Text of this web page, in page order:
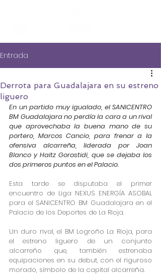
Entrada
Derrota para Guadalajara en su estreno
liguero
En un partido muy igualado, el SANICENTRO
BM Guadalajara no perdía la cara a un rival
que aprovechaba la buena mano de su
portero, Marcos Cancio, para frenar a la
ofensiva alcarreña, liderada por Joan
Blanco y Haitz Gorostidi, que se dejaba los
dos primeros puntos en el Palacio.
Esta tarde se disputaba el primer
encuentro de Liga NEXUS ENERGÍA ASOBAL
para el SANICENTRO BM Guadalajara en el
Palacio de los Deportes de La Rioja.
Un duro rival, el BM Logroño La Rioja, para
el estreno liguero de un conjunto
alcarreño que, también estrenaba
equipaciones en su debut, con el riguroso
morado, símbolo de la capital alcarreña.